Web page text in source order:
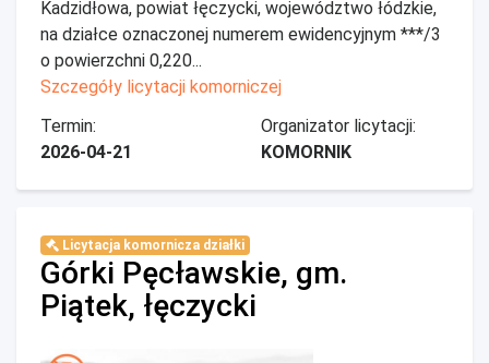
Kadzidłowa, powiat łęczycki, województwo łódzkie,
na działce oznaczonej numerem ewidencyjnym ***/3
o powierzchni 0,220...
Szczegóły licytacji komorniczej
Termin:
2026-04-21
Organizator licytacji:
KOMORNIK
Licytacja komornicza działki
Górki Pęcławskie, gm.
Piątek, łęczycki